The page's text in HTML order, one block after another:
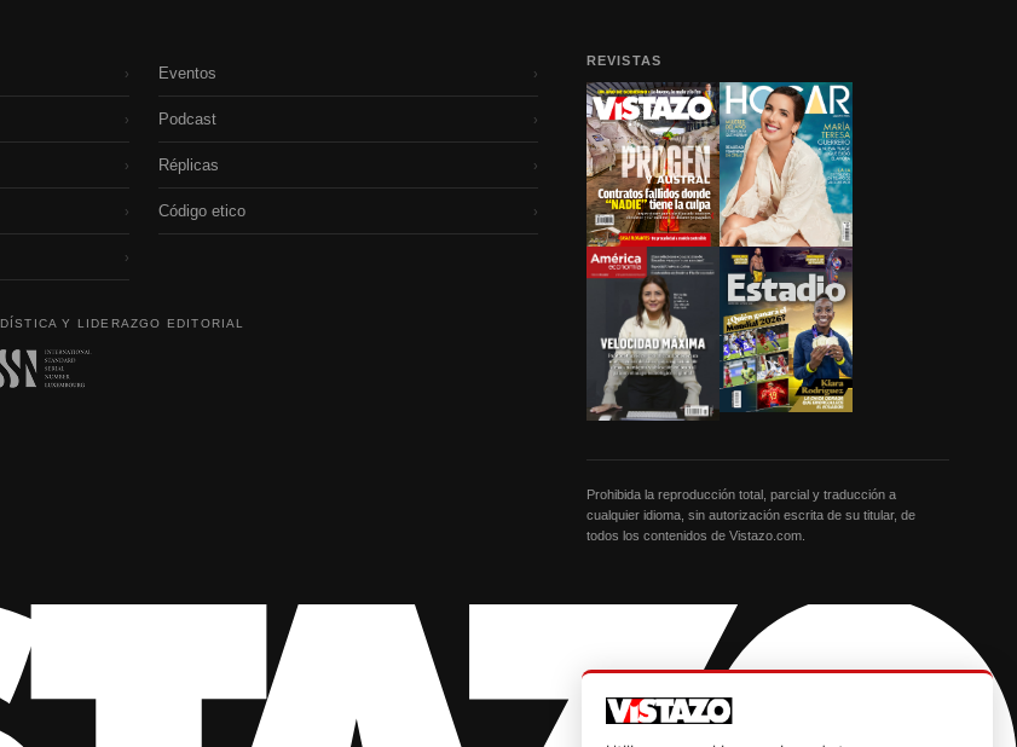
›
›
›
›
›
Eventos ›
Podcast ›
Réplicas ›
Código etico ›
Y LIDERAZGO EDITORIAL
REVISTAS
Prohibida la reproducción total, parcial y traducción a
cualquier idioma, sin autorización escrita de su titular, de
todos los contenidos de Vistazo.com.